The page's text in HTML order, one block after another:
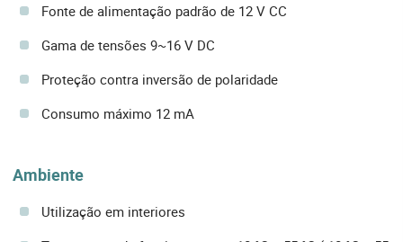
Fonte de alimentação padrão de 12 V CC
Gama de tensões 9~16 V DC
Proteção contra inversão de polaridade
Consumo máximo 12 mA
Ambiente
Utilização em interiores